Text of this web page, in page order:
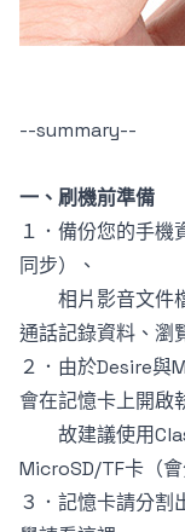
--summary--
一、刷機前準備
１．備份您的手
同步）、
相片影音文件檔
通話記錄資料、瀏
２．由於Desire與
會在記憶卡上開啟
故建議使用
MicroSD/TF卡（會
３．記憶卡請分割